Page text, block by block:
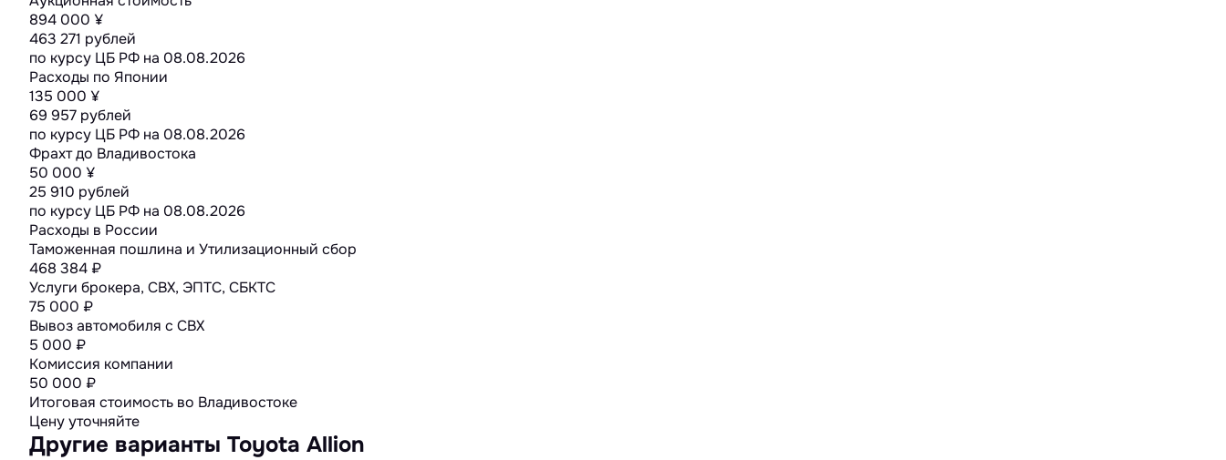
894 000 ¥
463 271 рублей
по курсу ЦБ РФ на 08.08.2026
Расходы по Японии
135 000 ¥
69 957 рублей
по курсу ЦБ РФ на 08.08.2026
Фрахт до Владивостока
50 000 ¥
25 910 рублей
по курсу ЦБ РФ на 08.08.2026
Расходы в России
Таможенная пошлина и Утилизационный сбор
468 384 ₽
Услуги брокера, СВХ, ЭПТС, СБКТС
75 000 ₽
Вывоз автомобиля с СВХ
5 000 ₽
Комиссия компании
50 000 ₽
Итоговая стоимость во Владивостоке
Цену уточняйте
Другие варианты Toyota Allion